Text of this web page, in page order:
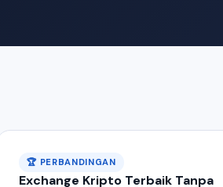
🏆 PERBANDINGAN
Exchange Kripto Terbaik Tanpa